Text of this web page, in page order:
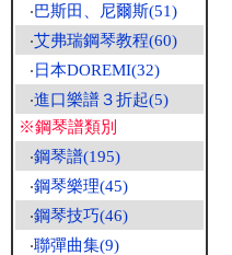
‧巴斯田、尼爾斯(51)
‧艾弗瑞鋼琴教程(60)
‧ 日本DOREMI(32)
‧進口樂譜３折起(5)
※鋼琴譜類別
‧鋼琴譜(195)
‧鋼琴樂理(45)
‧鋼琴技巧(46)
‧聯彈曲集(9)